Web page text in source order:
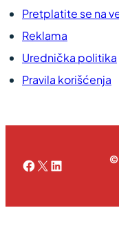
Pretplatite se na
Reklama
Urednička politika
Pravila korišćenja
Facebook
X LinkedIn©